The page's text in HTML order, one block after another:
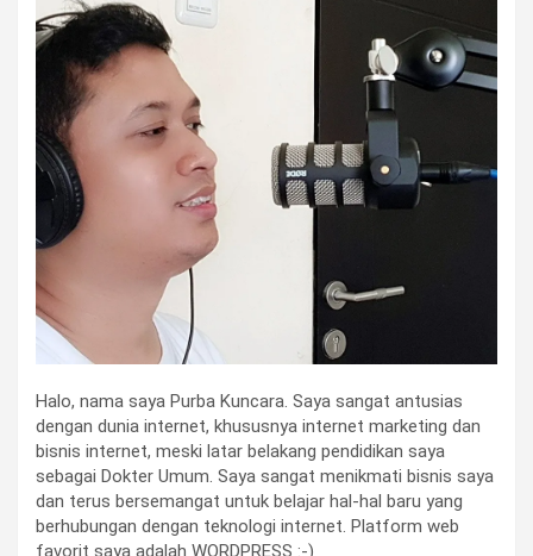
Halo, nama saya Purba Kuncara. Saya sangat antusias
dengan dunia internet, khususnya internet marketing dan
bisnis internet, meski latar belakang pendidikan saya
sebagai Dokter Umum. Saya sangat menikmati bisnis saya
dan terus bersemangat untuk belajar hal-hal baru yang
berhubungan dengan teknologi internet. Platform web
favorit saya adalah WORDPRESS :-)